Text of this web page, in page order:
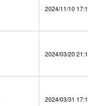
2024/11/10
2024/03/20
2024/03/31